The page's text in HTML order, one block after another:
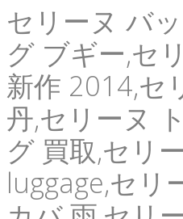
セリーヌ バ
グ ブギー,セ
新作 2014,セ
丹,セリーヌ
グ 買取,セリ
luggage,セリ